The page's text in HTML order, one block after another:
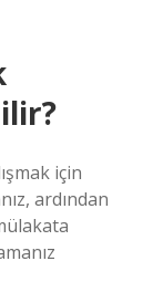
için
ardından